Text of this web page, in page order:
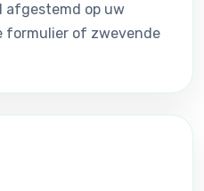
afgestemd op uw
formulier of zwevende